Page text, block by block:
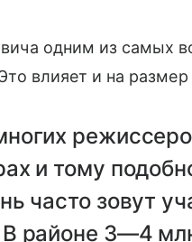
одним из самых
влияет и на размер
и тому
часто зовут
В районе 3—4